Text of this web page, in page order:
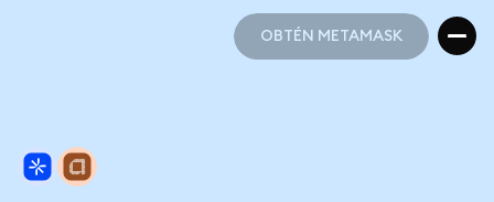
OBTÉN METAMASK